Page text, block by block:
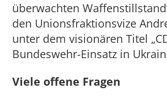
überwachten
den Unionsfraktionsvize
unter dem visionären Titel
Bundeswehr-Einsatz in
Viele offene Fragen